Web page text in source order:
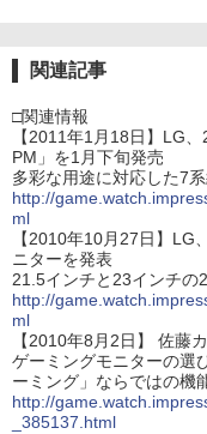
関連記事
□関連情報
【2011年1月18日】LG
PM」を1月下旬発売
多彩な用途に対応した7
http://
ml
【2010年10月27日】LG
ニターを発表
21.5インチと23インチの
http://
ml
【2010年8月2日】 佐藤
ゲーミングモニターの選
ーミング」ならではの機
http://
_385137.html